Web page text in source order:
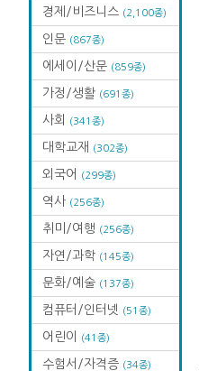
경제/비즈니스 (2,100종)
인문 (867종)
에세이/산문 (859종)
가정/생활 (691종)
사회 (341종)
대학교재 (302종)
외국어 (299종)
역사 (256종)
취미/여행 (256종)
자연/과학 (145종)
문화/예술 (137종)
컴퓨터/인터넷 (51종)
어린이 (41종)
수험서/자격증 (34종)